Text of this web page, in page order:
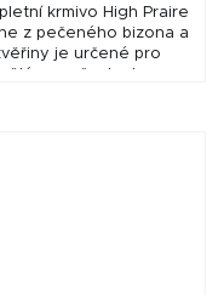
krmivo High Praire
z pečeného bizona a
je určené pro
psy všech plemen.